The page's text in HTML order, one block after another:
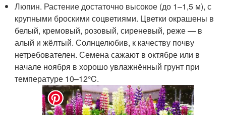
Люпин. Растение достаточно высокое (до 1–1,5 м), с
крупными броскими соцветиями. Цветки окрашены в
белый, кремовый, розовый, сиреневый, реже — в
алый и жёлтый. Солнцелюбив, к качеству почву
нетребователен. Семена сажают в октябре или в
начале ноября в хорошо увлажнённый грунт при
температуре 10–12°C.